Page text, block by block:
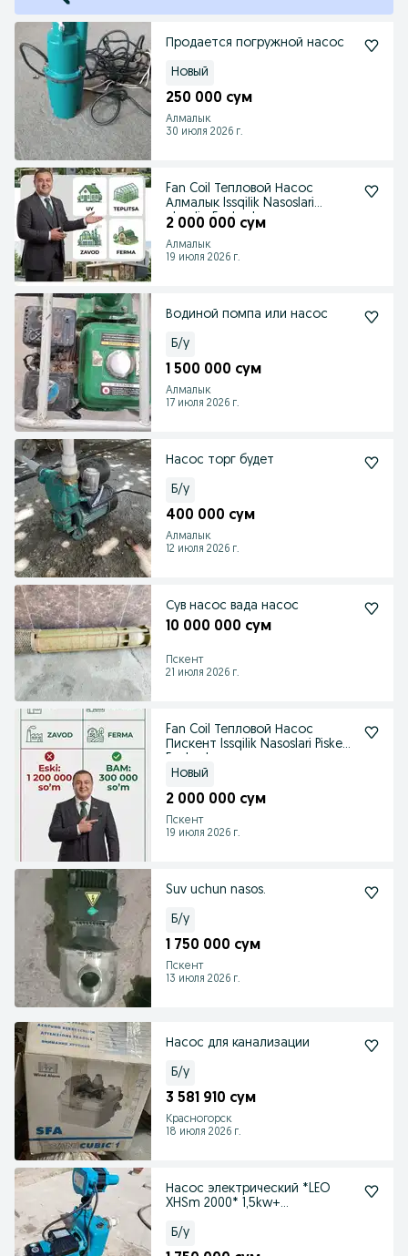
Продается погружной насос
Новый
250 000 сум
Алмалык
30 июля 2026 г.
Fan Coil Тепловой Насос
Алмалык Issqilik Nasoslari
olmaliq Fankoyl
2 000 000 сум
Алмалык
19 июля 2026 г.
Водиной помпа или насос
Б/у
1 500 000 сум
Алмалык
17 июля 2026 г.
Насос торг будет
Б/у
400 000 сум
Алмалык
12 июля 2026 г.
Сув насос вада насос
10 000 000 сум
Пскент
21 июля 2026 г.
Fan Coil Тепловой Насос
Пискент Issqilik Nasoslari Piskent
Новый
2 000 000 сум
Пскент
19 июля 2026 г.
Suv uchun nasos.
Б/у
1 750 000 сум
Пскент
13 июля 2026 г.
Насос для канализации
Б/у
3 581 910 сум
Красногорск
18 июля 2026 г.
Насос электрический *LEO
XHSm 2000* 1,5kw+
Б/у